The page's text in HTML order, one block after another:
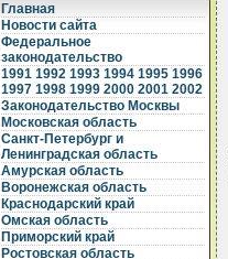
Главная
Новости сайта
Федеральное
законодательство
1991 1992 1993 1994 1995 1996
1997 1998 1999 2000 2001 2002
Законодательство Москвы
Московская область
Санкт-Петербург и
Ленинградская область
Амурская область
Воронежская область
Краснодарский край
Омская область
Приморский край
Ростовская область